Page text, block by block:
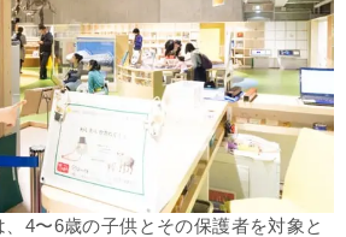
4〜6歳の子供とその保護者を対象と